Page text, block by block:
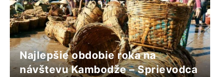
Najlepšie obdobie roka na
návštevu Kambodže – Sprievodca